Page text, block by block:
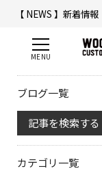
【 NEWS 】新着情報
【 ☎ 】コールセ
ブログ一覧
記事を検索する
カテゴリ一覧